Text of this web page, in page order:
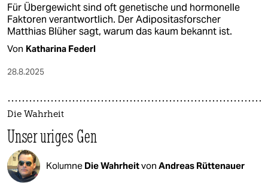
Für Übergewicht sind oft genetische und hormonelle
Faktoren verantwortlich. Der Adipositasforscher
Matthias Blüher sagt, warum das kaum bekannt ist.
Von Katharina Federl
28.8.2025
Die Wahrheit
Unser uriges Gen
Kolumne Die Wahrheitvon Andreas Rüttenauer